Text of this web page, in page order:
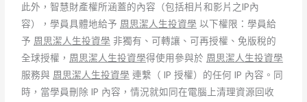
此外，智慧財產權所涵蓋的內容（包括相片和影片之IP內
容），學員具體地給予 周思潔人生投資學 以下權限：學員給
予 周思潔人生投資學 非獨有、可轉讓、可再授權、免版稅的
全球授權， 周思潔人生投資學得使用參與於 周思潔人生投資學
服務與 周思潔人生投資學 連繫（ IP 授權）的任何 IP 內容。同
時，當學員刪除 IP 內容，情況就如同在電腦上清理資源回收